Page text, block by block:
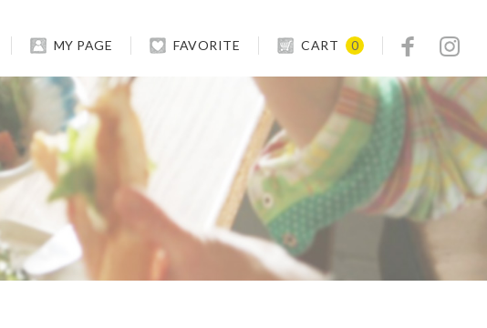
MY PAGE FAVORITE CART 0